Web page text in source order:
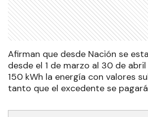
Afirman que desde Nación se
desde el 1 de marzo al 30 de
150 kWh la energía con valores
tanto que el excedente se